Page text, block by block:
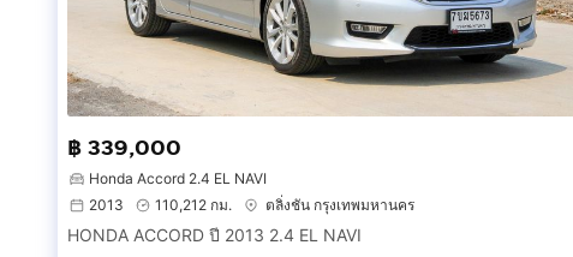
฿ 339,000
Honda Accord 2.4 EL NAVI
2013
110,212 กม. ตลิ่งชัน กรุงเทพมหานคร
HONDA ACCORD ปี 2013 2.4 EL NAVI